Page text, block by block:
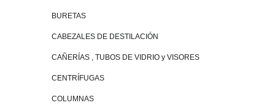
BURETAS
CABEZALES DE DESTILACIÓN
CAÑERÍAS , TUBOS DE VIDRIO y VISORES
CENTRÍFUGAS
COLUMNAS